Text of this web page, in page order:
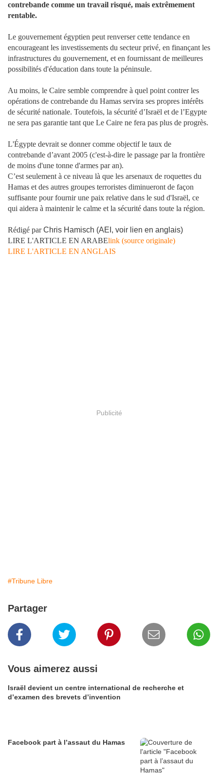
contrebande comme un travail risqué, mais extrêmement
rentable.
Le gouvernement égyptien peut renverser cette tendance en
encourageant les investissements du secteur privé, en finançant les
infrastructures du gouvernement, et en fournissant de meilleures
possibilités d'éducation dans toute la péninsule.
Au moins, le Caire semble comprendre à quel point contrer les
opérations de contrebande du Hamas servira ses propres intérêts
de sécurité nationale. Toutefois, la sécurité d’Israël et de l’Egypte
ne sera pas garantie tant que Le Caire ne fera pas plus de progrès.
L'Égypte devrait se donner comme objectif le taux de
contrebande d’avant 2005 (c'est-à-dire le passage par la frontière
de moins d'une tonne d'armes par an).
C’est seulement à ce niveau là que les arsenaux de roquettes du
Hamas et des autres groupes terroristes diminueront de façon
suffisante pour fournir une paix relative dans le sud d'Israël, ce
qui aidera à maintenir le calme et la sécurité dans toute la région.
Rédigé par Chris Hamisch (AEI, voir lien en anglais)
LIRE L'ARTICLE EN ARABElink (source originale)
LIRE L'ARTICLE EN ANGLAIS
Publicité
#Tribune Libre
Partager
Vous aimerez aussi
Israël devient un centre international de recherche et
d’examen des brevets d’invention
Facebook part à l’assaut du Hamas